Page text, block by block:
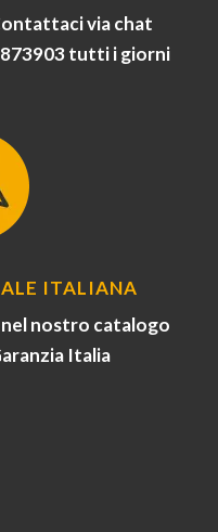
via chat
tutti i giorni
ITALIANA
nostro catalogo
Italia